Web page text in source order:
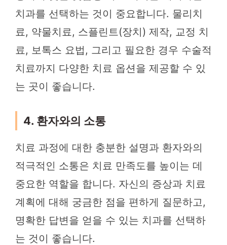
치과를 선택하는 것이 중요합니다. 물리치
료, 약물치료, 스플린트(장치) 제작, 교정 치
료, 보톡스 요법, 그리고 필요한 경우 수술적
치료까지 다양한 치료 옵션을 제공할 수 있
는 곳이 좋습니다.
4. 환자와의 소통
치료 과정에 대한 충분한 설명과 환자와의
적극적인 소통은 치료 만족도를 높이는 데
중요한 역할을 합니다. 자신의 증상과 치료
계획에 대해 궁금한 점을 편하게 질문하고,
명확한 답변을 얻을 수 있는 치과를 선택하
는 것이 좋습니다.